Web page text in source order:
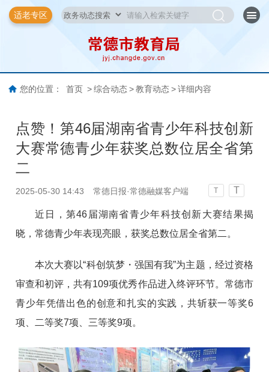
适老专区
您的位置： 首页 > 综合动态 > 教育动态 > 详细内容
点赞！第46届湖南省青少年科技创新
大赛常德青少年获奖总数位居全省第
二
2025-05-30 14:43 常德日报·常德融媒客户端 T T
近日，第46届湖南省青少年科技创新大赛结果揭
晓，常德青少年表现亮眼，获奖总数位居全省第二。
本次大赛以“科创筑梦・强国有我”为主题，经过资格
审查和初评，共有109项优秀作品进入终评环节。常德市
青少年凭借出色的创意和扎实的实践，共斩获一等奖6
项、二等奖7项、三等奖9项。